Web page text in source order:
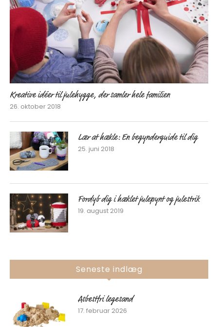
Kreative idéer til julehygge, der samler hele familien
26. oktober 2018
Lær at hækle: En begynderguide til dig
25. juni 2018
Fordyb dig i hæklet julepynt og julestrik
19. august 2019
Seneste indlæg
Asbestfri legesand
17. februar 2026